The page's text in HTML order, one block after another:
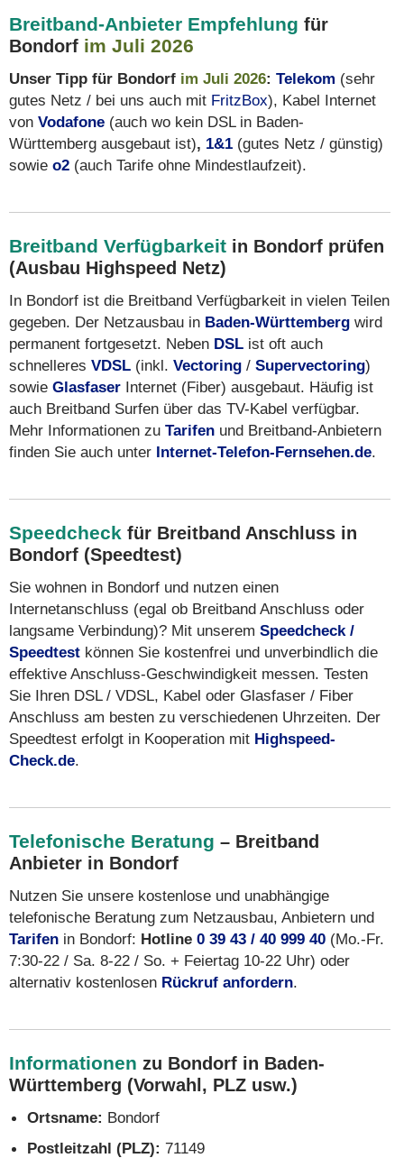
Breitband-Anbieter Empfehlung für
Bondorf im Juli 2026
Unser Tipp für Bondorf im Juli 2026: Telekom (sehr
gutes Netz / bei uns auch mit FritzBox), Kabel Internet
von Vodafone (auch wo kein DSL in Baden-
Württemberg ausgebaut ist), 1&1 (gutes Netz / günstig)
sowie o2 (auch Tarife ohne Mindestlaufzeit).
Breitband Verfügbarkeit in Bondorf prüfen
(Ausbau Highspeed Netz)
In Bondorf ist die Breitband Verfügbarkeit in vielen Teilen
gegeben. Der Netzausbau in Baden-Württemberg wird
permanent fortgesetzt. Neben DSL ist oft auch
schnelleres VDSL (inkl. Vectoring / Supervectoring)
sowie Glasfaser Internet (Fiber) ausgebaut. Häufig ist
auch Breitband Surfen über das TV-Kabel verfügbar.
Mehr Informationen zu Tarifen und Breitband-Anbietern
finden Sie auch unter Internet-Telefon-Fernsehen.de.
Speedcheck für Breitband Anschluss in
Bondorf (Speedtest)
Sie wohnen in Bondorf und nutzen einen
Internetanschluss (egal ob Breitband Anschluss oder
langsame Verbindung)? Mit unserem Speedcheck /
Speedtest können Sie kostenfrei und unverbindlich die
effektive Anschluss-Geschwindigkeit messen. Testen
Sie Ihren DSL / VDSL, Kabel oder Glasfaser / Fiber
Anschluss am besten zu verschiedenen Uhrzeiten. Der
Speedtest erfolgt in Kooperation mit Highspeed-
Check.de.
Telefonische Beratung – Breitband
Anbieter in Bondorf
Nutzen Sie unsere kostenlose und unabhängige
telefonische Beratung zum Netzausbau, Anbietern und
Tarifen in Bondorf: Hotline 0 39 43 / 40 999 40 (Mo.-Fr.
7:30-22 / Sa. 8-22 / So. + Feiertag 10-22 Uhr) oder
alternativ kostenlosen Rückruf anfordern.
Informationen zu Bondorf in Baden-
Württemberg (Vorwahl, PLZ usw.)
Ortsname: Bondorf
Postleitzahl (PLZ): 71149